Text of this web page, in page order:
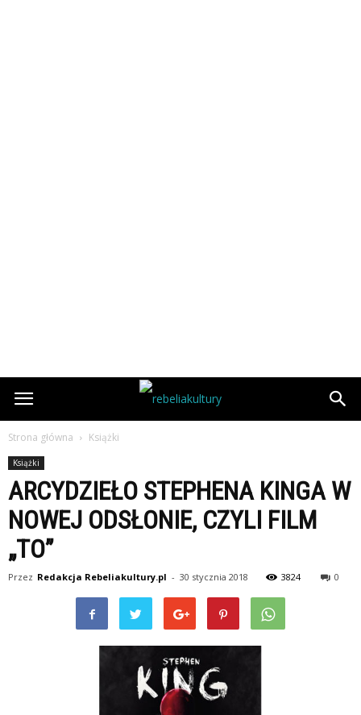
Strona główna Książki
Książki
ARCYDZIEŁO STEPHENA KINGA W
NOWEJ ODSŁONIE, CZYLI FILM
„TO”
Przez Redakcja Rebeliakultury.pl - 30 stycznia 2018 3824 0